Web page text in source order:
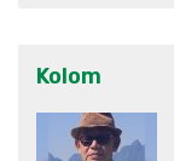
Kolom